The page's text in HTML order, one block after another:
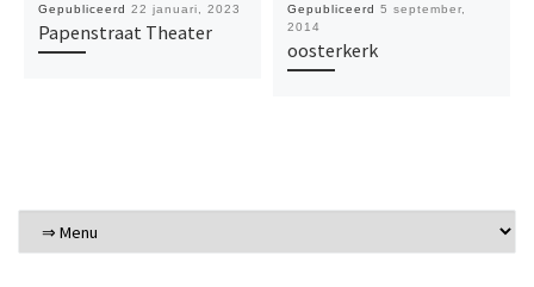
Gepubliceerd 22 januari, 2023
Papenstraat Theater
Gepubliceerd 5 september,
2014
oosterkerk